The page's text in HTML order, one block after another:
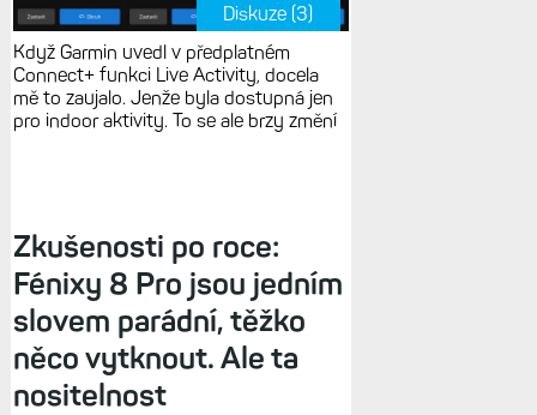
Diskuze (3)
Když Garmin uvedl v předplatném
Connect+ funkci Live Activity, docela
mě to zaujalo. Jenže byla dostupná jen
pro indoor aktivity. To se ale brzy změní
Zkušenosti po roce:
Fénixy 8 Pro jsou jedním
slovem parádní, těžko
něco vytknout. Ale ta
nositelnost